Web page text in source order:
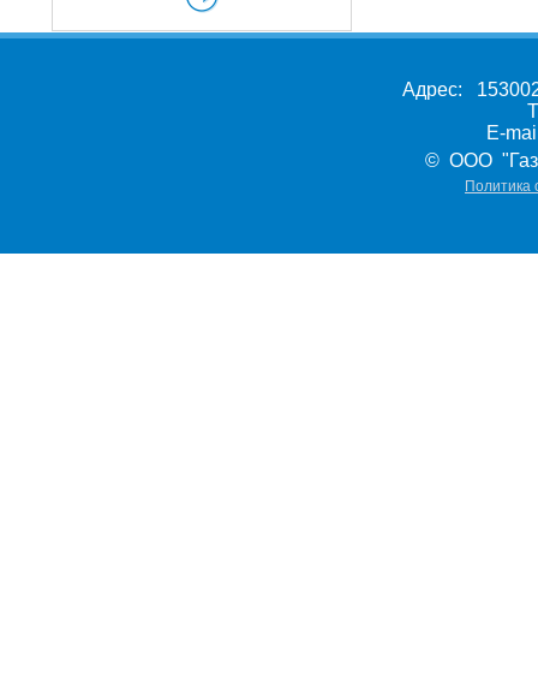
Адрес:
E-
© ООО
Политика